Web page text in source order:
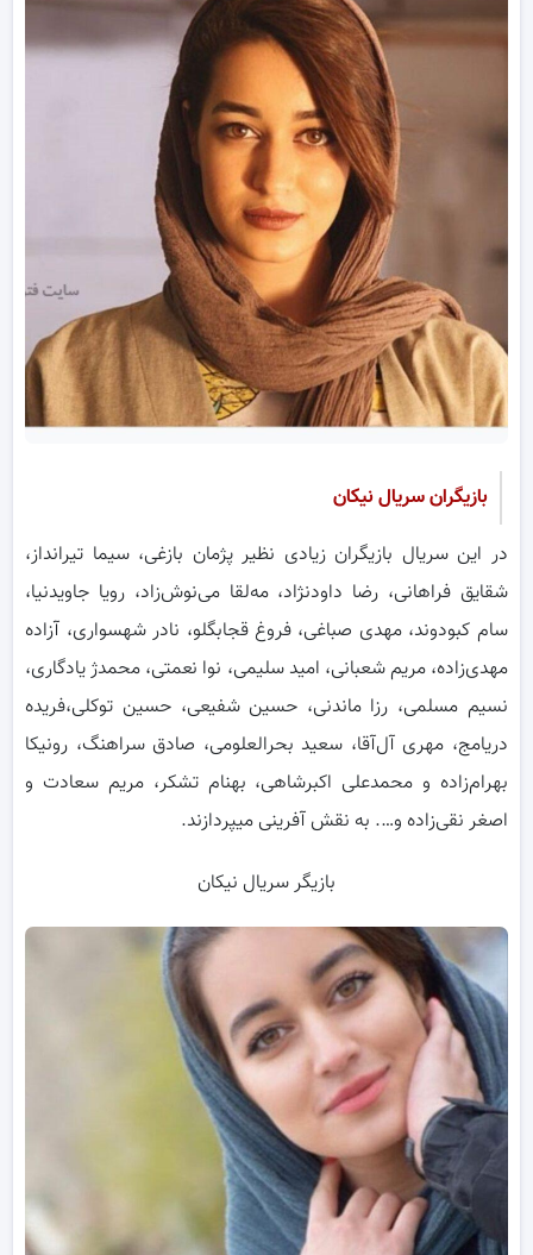
بازیگران سریال نیکان
در این سریال بازیگران زیادی نظیر پژمان بازغی، سیما تیرانداز،
شقایق فراهانی، رضا داودنژاد، مه‌لقا می‌نوش‌زاد، رویا جاویدنیا،
سام کبودوند، مهدی صباغی، فروغ قجابگلو، نادر شهسواری، آزاده
مهدی‌زاده، مریم شعبانی، امید سلیمی، نوا نعمتی، محمدژ یادگاری،
نسیم مسلمی، رزا ماندنی، حسین شفیعی، حسین توکلی،فریده
دریامج، مهری آل‌آقا، سعید بحرالعلومی، صادق سراهنگ، رونیکا
بهرام‌زاده و محمدعلی اکبرشاهی، بهنام تشکر، مریم سعادت و
اصغر نقی‌زاده و…. به نقش آفرینی میپردازند.
بازیگر سریال نیکان